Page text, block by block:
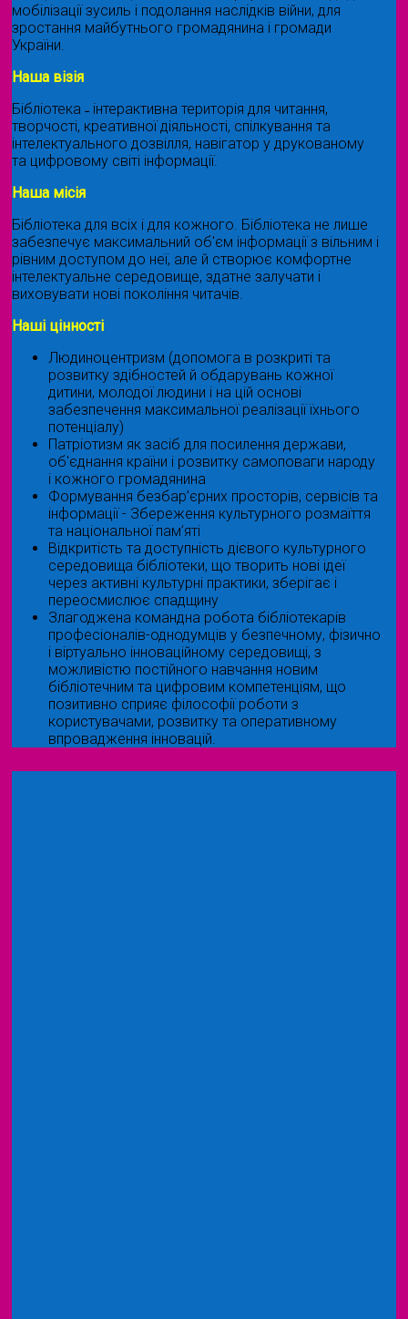
мобілізації зусиль і подолання наслідків війни, для
зростання майбутнього громадянина і громади
України.
Наша візія
Бібліотека ˗ інтерактивна територія для читання,
творчості, креативної діяльності, спілкування та
інтелектуального дозвілля, навігатор у друкованому
та цифровому світі інформації.
Наша місія
Бібліотека для всіх і для кожного. Бібліотека не лише
забезпечує максимальний об'єм інформації з вільним і
рівним доступом до неї, але й створює комфортне
інтелектуальне середовище, здатне залучати і
виховувати нові покоління читачів.
Наші цінності
Людиноцентризм (допомога в розкриті та
розвитку здібностей й обдарувань кожної
дитини, молодої людини і на цій основі
забезпечення максимальної реалізації їхнього
потенціалу)
Патріотизм як засіб для посилення держави,
об'єднання країни і розвитку самоповаги народу
і кожного громадянина
Формування безбар’єрних просторів, сервісів та
інформації - Збереження культурного розмаїття
та національної пам’яті
Відкритість та доступність дієвого культурного
середовища бібліотеки, що творить нові ідеї
через активні культурні практики, зберігає і
переосмислює спадщину
Злагоджена командна робота бібліотекарів
професіоналів-однодумців у безпечному, фізично
і віртуально інноваційному середовищі, з
можливістю постійного навчання новим
бібліотечним та цифровим компетенціям, що
позитивно сприяє філософії роботи з
користувачами, розвитку та оперативному
впровадження інновацій.